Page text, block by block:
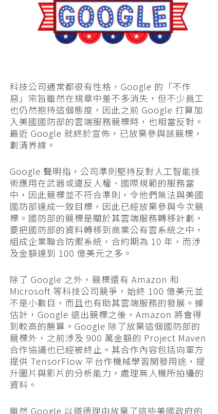
科技公司通常都很有性格，Google 的「不作
惡」宗旨雖然在規章中差不多消失，但不少員工
也仍然抱持這個態度，因此之前 Google 打算加
入美國國防部的雲端服務競標時，也相當反對。
最近 Google 就終於宣佈，已放棄參與該競標，
劃清界線。
Google 聲明指，公司準則堅持反對人工智能技
術應用在武器或違反人權、國際規範的服務當
中，因此競標並不符合準則，令他們無法與美國
國防部達成一致目標，因此已經放棄參與今次競
標。國防部的競標是關於其雲端服務轉移計劃，
要把國防部的資料轉移到商業公有雲系統之中，
組成企業聯合防禦系統，合約期為 10 年，而涉
及金額達到 100 億美元之多。
除了 Google 之外，競標還有 Amazon 和
Microsoft 等科技公司競爭，始終 100 億美元並
不是小數目，而且也有助其雲端服務的發展。據
估計，Google 退出競標之後，Amazon 將會得
到較高的勝算。Google 除了放棄這個國防部的
競標外，之前涉及 900 萬金額的 Project Maven
合作協議也已經被終止。其合作內容包括向軍方
提供 TensorFlow 平台作機械學習開發用途，提
升圖片與影片的分析能力，處理無人機所拍攝的
資料。
雖然 Google 以道德理由放棄了這些美國政府的